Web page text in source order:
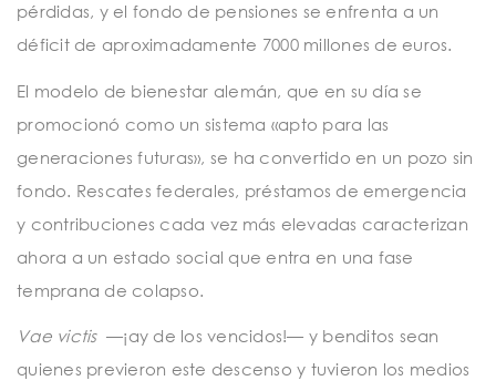
pérdidas, y el fondo de pensiones se enfrenta a un
déficit de aproximadamente 7000 millones de euros.
El modelo de bienestar alemán, que en su día se
promocionó como un sistema «apto para las
generaciones futuras», se ha convertido en un pozo sin
fondo. Rescates federales, préstamos de emergencia
y contribuciones cada vez más elevadas caracterizan
ahora a un estado social que entra en una fase
temprana de colapso.
Vae victis—¡ay de los vencidos!— y benditos sean
quienes previeron este descenso y tuvieron los medios